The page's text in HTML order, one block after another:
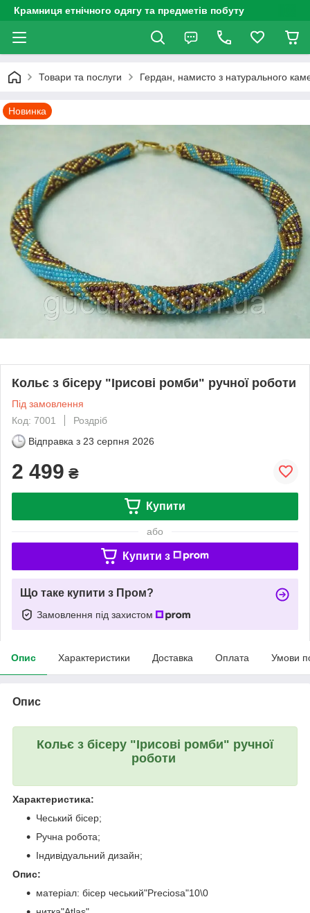
Крамниця етнічного одягу та предметів побуту
Товари та послуги Гердан, намисто з натурального
Новинка
Кольє з бісеру "Ірисові ромби" ручної роботи
Під замовлення
Код: 7001
Роздріб
Відправка з 23 серпня 2026
2 499 ₴
Купити
або
Купити з
Що таке купити з Пром?
Замовлення під захистом
Опис Характеристики Доставка Оплата Умови
Опис
Кольє з бісеру "Ірисові ромби" ручної
роботи
Характеристика:
Чеський бісер;
Ручна робота;
Індивідуальний дизайн;
Опис:
матеріал: бісер чеський"Preciosa"10\0